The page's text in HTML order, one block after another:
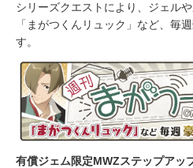
シリーズクエストにより、ジェル
「まがつくんリュック」など、毎
す。
有償ジェム限定MWZステップアッ